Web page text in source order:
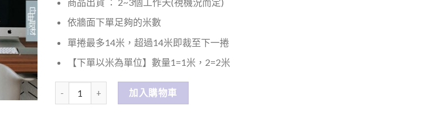
依牆面下單足夠的米數
單捲最多14米，超過14米即裁至下一捲
【下單以米為單位】數量1=1米，2=2米
加入購物車